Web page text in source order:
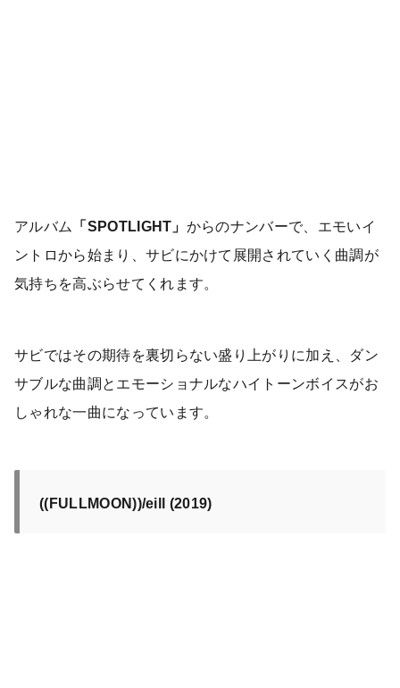
アルバム 「SPOTLIGHT」 からのナンバーで、エモいイ
ントロから始まり、サビにかけて展開されていく曲調が
気持ちを高ぶらせてくれます。
サビではその期待を裏切らない盛り上がりに加え、ダン
サブルな曲調とエモーショナルなハイトーンボイスがお
しゃれな一曲になっています。
((FULLMOON))/eill (2019)